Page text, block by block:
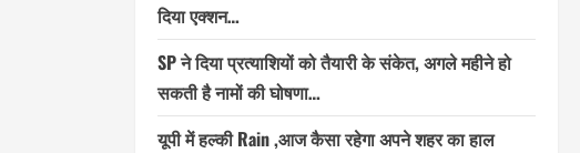
दिया एक्शन…
SP ने दिया प्रत्याशियों को तैयारी के संकेत, अगले महीने हो
सकती है नामों की घोषणा…
यूपी में हल्की Rain ,आज कैसा रहेगा अपने शहर का हाल